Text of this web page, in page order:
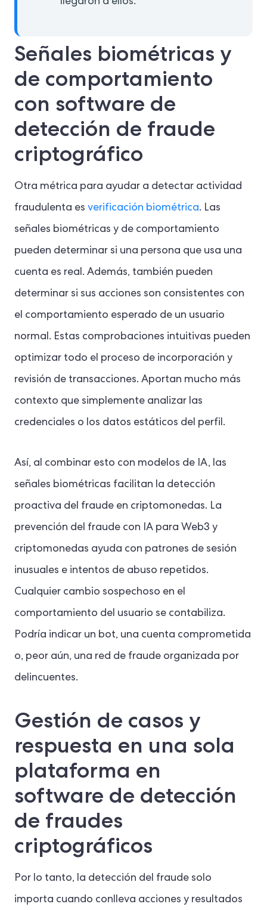
Señales biométricas y
de comportamiento
con software de
detección de fraude
criptográfico
Otra métrica para ayudar a detectar actividad
fraudulenta es verificación biométrica. Las
señales biométricas y de comportamiento
pueden determinar si una persona que usa una
cuenta es real. Además, también pueden
determinar si sus acciones son consistentes con
el comportamiento esperado de un usuario
normal. Estas comprobaciones intuitivas pueden
optimizar todo el proceso de incorporación y
revisión de transacciones. Aportan mucho más
contexto que simplemente analizar las
credenciales o los datos estáticos del perfil.
Así, al combinar esto con modelos de IA, las
señales biométricas facilitan la detección
proactiva del fraude en criptomonedas. La
prevención del fraude con IA para Web3 y
criptomonedas ayuda con patrones de sesión
inusuales e intentos de abuso repetidos.
Cualquier cambio sospechoso en el
comportamiento del usuario se contabiliza.
Podría indicar un bot, una cuenta comprometida
o, peor aún, una red de fraude organizada por
delincuentes.
Gestión de casos y
respuesta en una sola
plataforma en
software de detección
de fraudes
criptográficos
Por lo tanto, la detección del fraude solo
importa cuando conlleva acciones y resultados